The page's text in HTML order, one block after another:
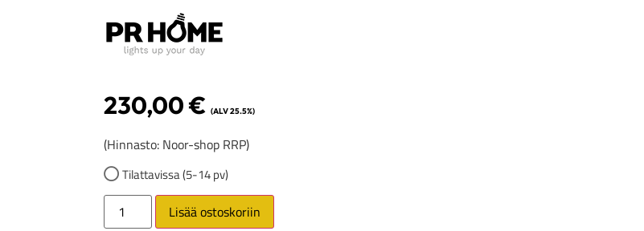
230,00€ (ALV 25.5%)
(Hinnasto: Noor-shop RRP)
Tilattavissa (5-14 pv)
Lisää ostoskoriin